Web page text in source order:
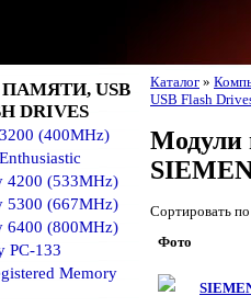
USB
DRIVES
(400MHz)
4200 (533MHz)
5300 (667MHz)
6400 (800MHz)
PC-133
Memory
Каталог »
USB Flash
Модули
Сортировать
Фото